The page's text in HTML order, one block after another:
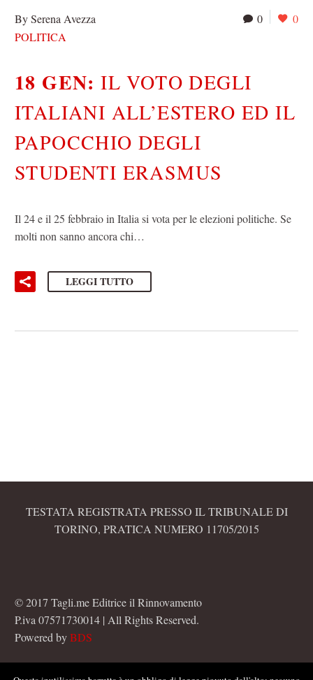
0 0
By Serena Avezza
POLITICA
18 GEN:IL VOTO DEGLI
ITALIANI ALL’ESTERO ED IL
PAPOCCHIO DEGLI
STUDENTI ERASMUS
Il 24 e il 25 febbraio in Italia si vota per le elezioni politiche. Se
molti non sanno ancora chi…
LEGGI TUTTO
TESTATA REGISTRATA PRESSO IL TRIBUNALE DI
TORINO, PRATICA NUMERO 11705/2015
© 2017 Tagli.me Editrice il Rinnovamento
P.iva 07571730014 | All Rights Reserved.
Powered byBDS